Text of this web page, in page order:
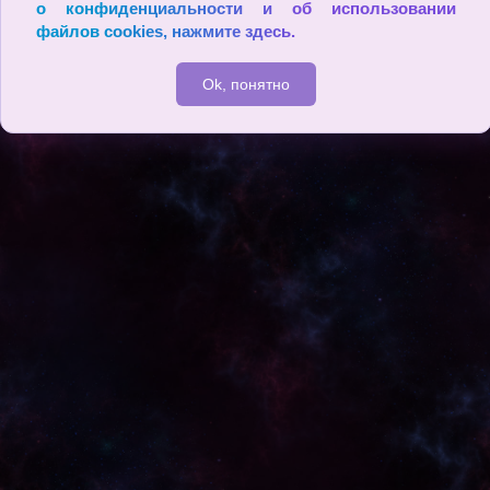
о конфиденциальности и об использовании
файлов cookies, нажмите здесь.
Ok, понятно
астоящему ощутить окружающий мир. Точно зашоренная лоша
дь, он не видит в нем ничего, кроме самого себя. (Карлос Каста
неда)
2009 - 2026